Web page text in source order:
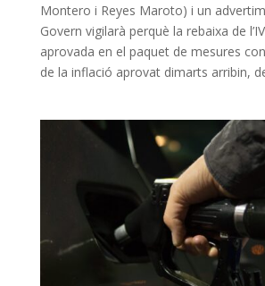
Montero i Reyes Maroto) i un
Govern vigilarà perquè la rebaixa de
aprovada en el paquet de mesures
de la inflació aprovat dimarts arribin,